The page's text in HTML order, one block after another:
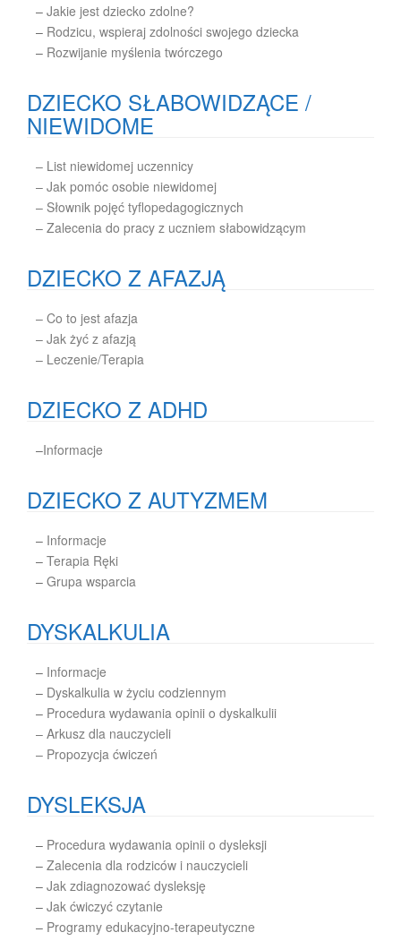
– Jakie jest dziecko zdolne?
– Rodzicu, wspieraj zdolności swojego dziecka
– Rozwijanie myślenia twórczego
DZIECKO SŁABOWIDZĄCE /
NIEWIDOME
– List niewidomej uczennicy
– Jak pomóc osobie niewidomej
– Słownik pojęć tyflopedagogicznych
– Zalecenia do pracy z uczniem słabowidzącym
DZIECKO Z AFAZJĄ
– Co to jest afazja
– Jak żyć z afazją
– Leczenie/Terapia
DZIECKO Z ADHD
–Informacje
DZIECKO Z AUTYZMEM
– Informacje
– Terapia Ręki
– Grupa wsparcia
DYSKALKULIA
– Informacje
– Dyskalkulia w życiu codziennym
– Procedura wydawania opinii o dyskalkulii
– Arkusz dla nauczycieli
– Propozycja ćwiczeń
DYSLEKSJA
– Procedura wydawania opinii o dysleksji
– Zalecenia dla rodziców i nauczycieli
– Jak zdiagnozować dysleksję
– Jak ćwiczyć czytanie
– Programy edukacyjno-terapeutyczne